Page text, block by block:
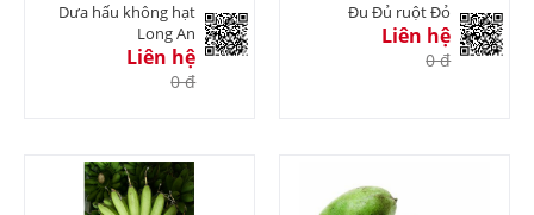
Dưa hấu không hạt
Long An
Liên hệ
0 đ
Đu Đủ ruột Đỏ
Liên hệ
0 đ